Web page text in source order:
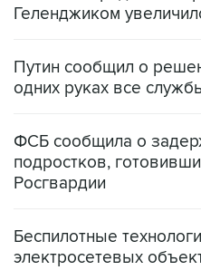
Геленджиком
Путин сообщил о
одних руках все
ФСБ сообщила о
подростков,
Росгвардии
Беспилотные
электросетевых